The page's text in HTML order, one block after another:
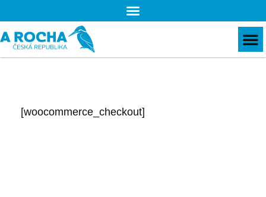
[woocommerce_checkout]